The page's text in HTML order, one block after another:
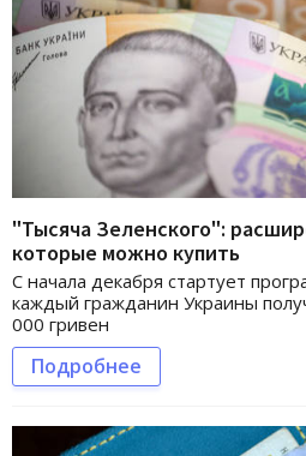
"Тысяча Зеленского":
которые можно купить
С начала декабря стартует
каждый гражданин Украины
000 гривен
Подробнее